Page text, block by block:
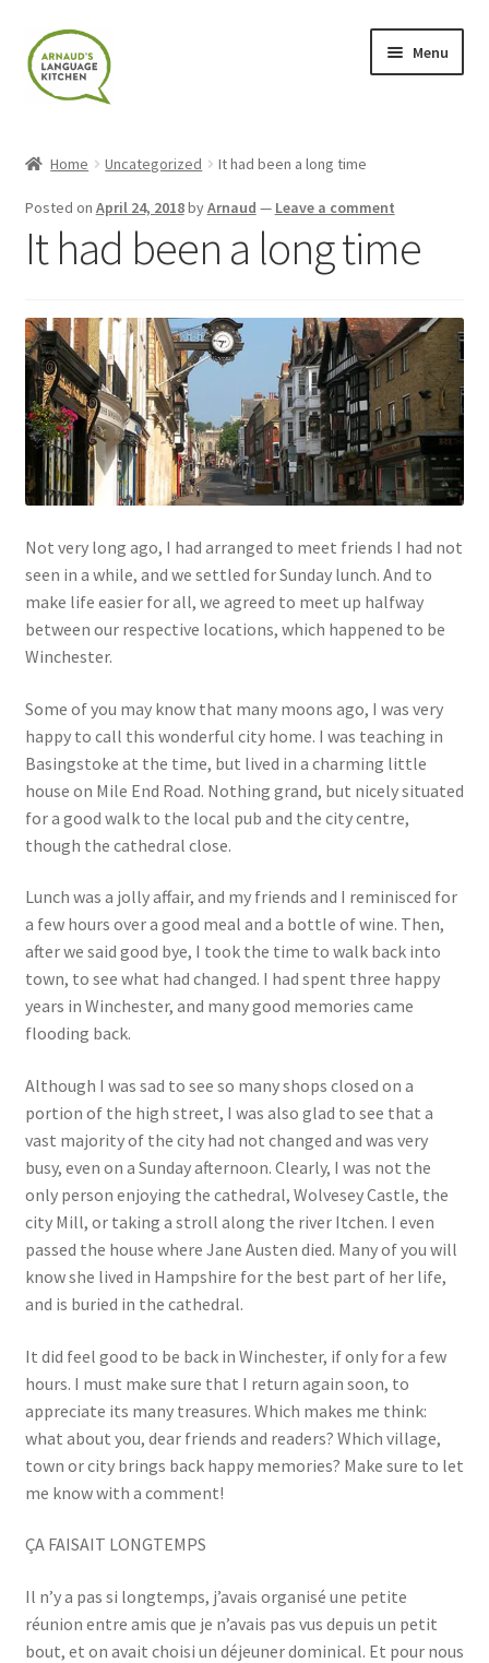
Skip
to
navigation
Skip
to
content
Menu
Blog
Checkout
Contact
Contact Me
Links
My Account
Privacy Policy
Privacy Tools
Private Tuition
Shop
Terms and Conditions
Categories
Events
My Bookings
Private
Home Uncategorized It had been a long time
Posted on April 24, 2018byArnaud — Leave a comment
It had been a long time
Not very long ago, I had arranged to meet friends I had not
seen in a while, and we settled for Sunday lunch. And to
make life easier for all, we agreed to meet up halfway
between our respective locations, which happened to be
Winchester.
Some of you may know that many moons ago, I was very
happy to call this wonderful city home. I was teaching in
Basingstoke at the time, but lived in a charming little
house on Mile End Road. Nothing grand, but nicely situated
for a good walk to the local pub and the city centre,
though the cathedral close.
Lunch was a jolly affair, and my friends and I reminisced for
a few hours over a good meal and a bottle of wine. Then,
after we said good bye, I took the time to walk back into
town, to see what had changed. I had spent three happy
years in Winchester, and many good memories came
flooding back.
Although I was sad to see so many shops closed on a
portion of the high street, I was also glad to see that a
vast majority of the city had not changed and was very
busy, even on a Sunday afternoon. Clearly, I was not the
only person enjoying the cathedral, Wolvesey Castle, the
city Mill, or taking a stroll along the river Itchen. I even
passed the house where Jane Austen died. Many of you will
know she lived in Hampshire for the best part of her life,
and is buried in the cathedral.
It did feel good to be back in Winchester, if only for a few
hours. I must make sure that I return again soon, to
appreciate its many treasures. Which makes me think:
what about you, dear friends and readers? Which village,
town or city brings back happy memories? Make sure to let
me know with a comment!
ÇA FAISAIT LONGTEMPS
Il n’y a pas si longtemps, j’avais organisé une petite
réunion entre amis que je n’avais pas vus depuis un petit
bout, et on avait choisi un déjeuner dominical. Et pour nous